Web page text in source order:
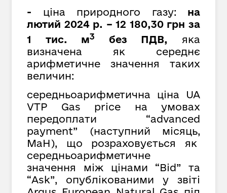
- ціна природного газу: на
лютий 2024 р. – 12 180,30 грн за
1 тис. м3 без ПДВ, яка
визначена як середнє
арифметичне значення таких
величин:
середньоарифметична ціна UA
VTP Gas price на умовах
передоплати “advanced
payment” (наступний місяць,
MaH), що розраховується як
cередньоарифметичне
значення між цінами “Bid” та
“Ask”, опублікованими у звіті